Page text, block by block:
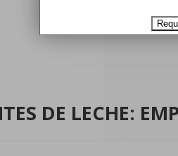
DE LECHE: